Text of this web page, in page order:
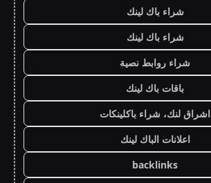
شراء باك لينك
شراء باك لينك
شراء روابط نصية
باقات باك لينك
اشراق لنك، شراء باكلينكات
اعلانات الباك لينك
backlinks